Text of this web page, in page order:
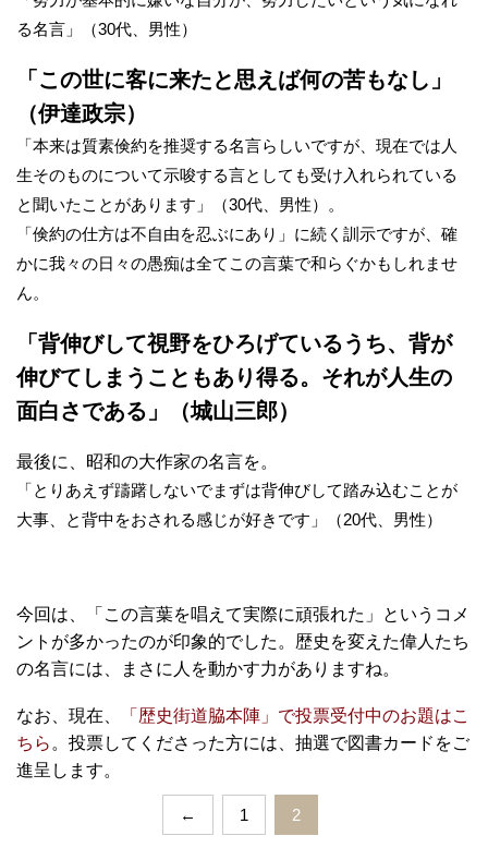
る名言」（30代、男性）
「この世に客に来たと思えば何の苦もなし」
（伊達政宗）
「本来は質素倹約を推奨する名言らしいですが、現在では人
生そのものについて示唆する言としても受け入れられている
と聞いたことがあります」（30代、男性）。
「倹約の仕方は不自由を忍ぶにあり」に続く訓示ですが、確
かに我々の日々の愚痴は全てこの言葉で和らぐかもしれませ
ん。
「背伸びして視野をひろげているうち、背が
伸びてしまうこともあり得る。それが人生の
面白さである」（城山三郎）
最後に、昭和の大作家の名言を。
「とりあえず躊躇しないでまずは背伸びして踏み込むことが
大事、と背中をおされる感じが好きです」（20代、男性）
今回は、「この言葉を唱えて実際に頑張れた」というコメ
ントが多かったのが印象的でした。歴史を変えた偉人たち
の名言には、まさに人を動かす力がありますね。
なお、現在、
「歴史街道脇本陣」で投票受付中のお題はこ
ちら 。投票してくださった方には、抽選で図書カードをご
進呈します。
← 1 2